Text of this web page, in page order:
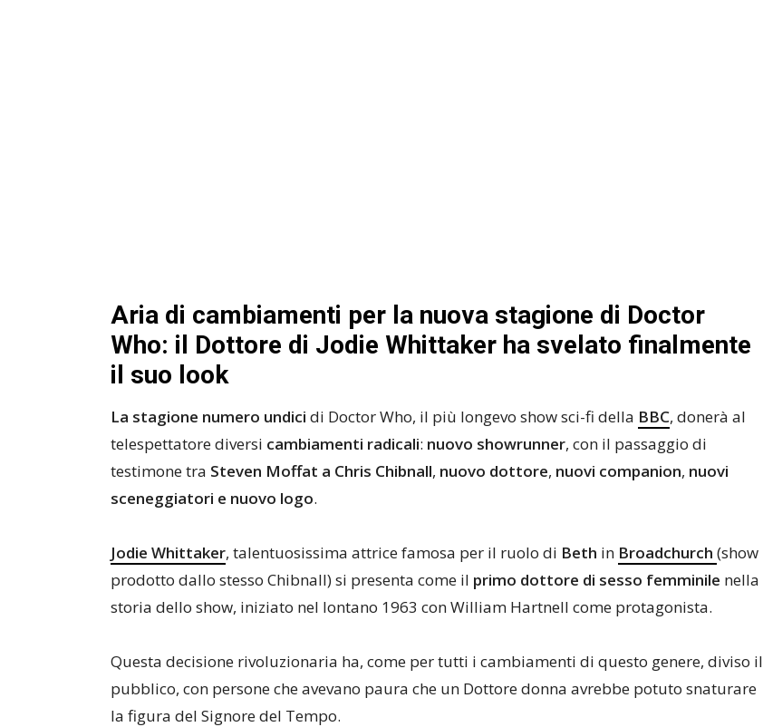
Aria di cambiamenti per la nuova stagione di Doctor
Who: il Dottore di Jodie Whittaker ha svelato finalmente
il suo look
La stagione numero undici di Doctor Who, il più longevo show sci-fi della BBC, donerà al
telespettatore diversi cambiamenti radicali: nuovo showrunner, con il passaggio di
testimone tra Steven Moffat a Chris Chibnall, nuovo dottore, nuovi companion, nuovi
sceneggiatori e nuovo logo.
Jodie Whittaker, talentuosissima attrice famosa per il ruolo di Beth in Broadchurch (show
prodotto dallo stesso Chibnall) si presenta come il primo dottore di sesso femminile nella
storia dello show, iniziato nel lontano 1963 con William Hartnell come protagonista.
Questa decisione rivoluzionaria ha, come per tutti i cambiamenti di questo genere, diviso il
pubblico, con persone che avevano paura che un Dottore donna avrebbe potuto snaturare
la figura del Signore del Tempo.